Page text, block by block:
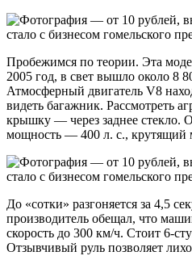
Пробежимся по теории. Эта
2005 год, в свет вышло около 8
Атмосферный двигатель V8
видеть багажник. Рассмотреть
крышку — через заднее стекло.
мощность — 400 л. с.,
До «сотки» разгоняется за 4,5
производитель обещал, что
скорость до 300 км/ч. Стоит 6-
Отзывчивый руль позволяет